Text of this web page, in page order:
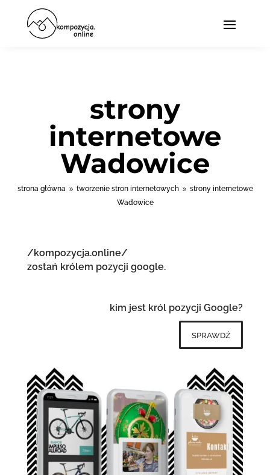
strony
internetowe
Wadowice
strona główna 9 tworzenie stron internetowych 9 strony internetowe
Wadowice
/kompozycja.online/
zostań królem pozycji google.
kim jest król pozycji Google?
sprawdź